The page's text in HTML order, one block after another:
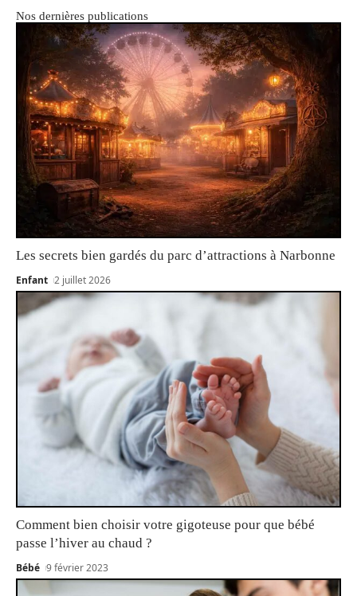
Nos dernières publications
Les secrets bien gardés du parc d’attractions à Narbonne
Enfant 2 juillet 2026
Comment bien choisir votre gigoteuse pour que bébé
passe l’hiver au chaud ?
Bébé 9 février 2023